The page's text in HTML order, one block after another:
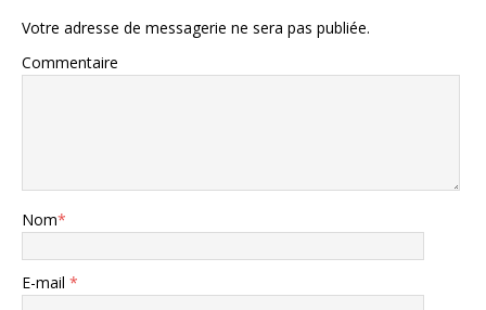
Votre adresse de messagerie ne sera pas publiée.
Commentaire
Nom*
E-mail *